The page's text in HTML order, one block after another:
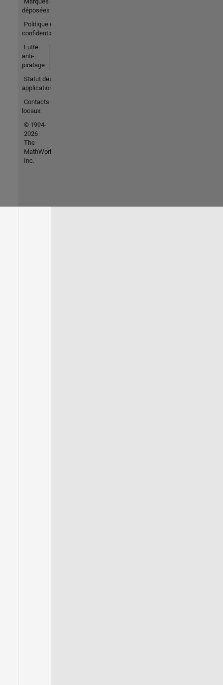
déposées
Politique de
confidentialité
Lutte
anti-
piratage
Statut des
applications
Contacts
locaux
© 1994-
2026
The
MathWorks,
Inc.